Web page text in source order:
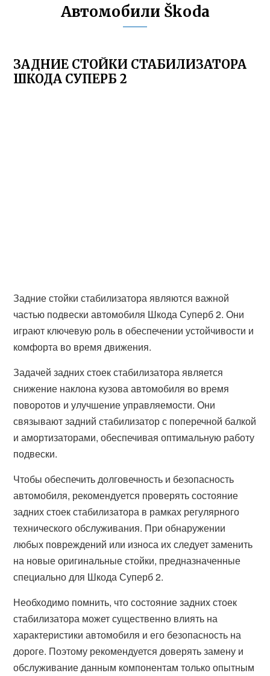
Автомобили Škoda
ЗАДНИЕ СТОЙКИ СТАБИЛИЗАТОРА
ШКОДА СУПЕРБ 2
Задние стойки стабилизатора являются важной
частью подвески автомобиля Шкода Суперб 2. Они
играют ключевую роль в обеспечении устойчивости и
комфорта во время движения.
Задачей задних стоек стабилизатора является
снижение наклона кузова автомобиля во время
поворотов и улучшение управляемости. Они
связывают задний стабилизатор с поперечной балкой
и амортизаторами, обеспечивая оптимальную работу
подвески.
Чтобы обеспечить долговечность и безопасность
автомобиля, рекомендуется проверять состояние
задних стоек стабилизатора в рамках регулярного
технического обслуживания. При обнаружении
любых повреждений или износа их следует заменить
на новые оригинальные стойки, предназначенные
специально для Шкода Суперб 2.
Необходимо помнить, что состояние задних стоек
стабилизатора может существенно влиять на
характеристики автомобиля и его безопасность на
дороге. Поэтому рекомендуется доверять замену и
обслуживание данным компонентам только опытным